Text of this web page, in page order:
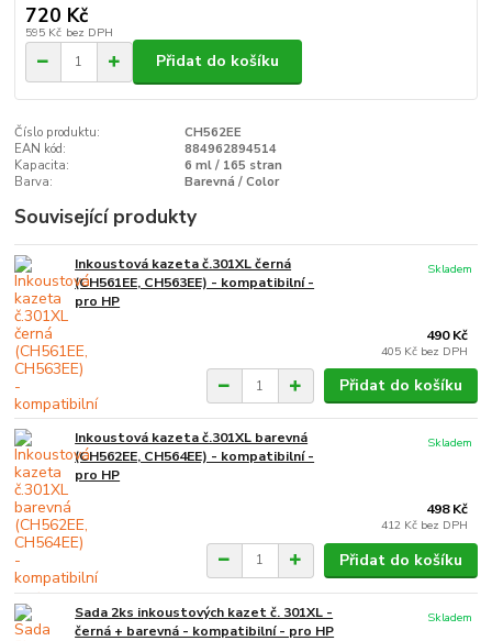
720 Kč
595 Kč bez DPH
Přidat do košíku
Číslo produktu:
CH562EE
EAN kód:
884962894514
Kapacita:
6 ml / 165 stran
Barva:
Barevná / Color
Související produkty
Inkoustová kazeta č.301XL černá
(CH561EE, CH563EE) - kompatibilní -
pro HP
490 Kč
405 Kč bez DPH
Skladem
Přidat do košíku
Inkoustová kazeta č.301XL barevná
(CH562EE, CH564EE) - kompatibilní -
pro HP
498 Kč
412 Kč bez DPH
Skladem
Přidat do košíku
Sada 2ks inkoustových kazet č. 301XL -
černá + barevná - kompatibilní - pro HP
Skladem